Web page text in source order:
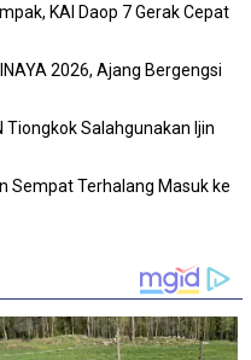
KAI Daop 7 Gerak Cepat
2026, Ajang Bergengsi
Tiongkok Salahgunakan Ijin
Sempat Terhalang Masuk ke